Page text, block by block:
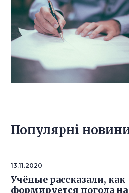
Популярнi
13.11.2020
Учёные рассказали, как
формируется погода на